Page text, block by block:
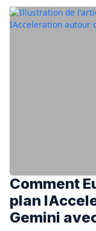
Comment
plan
Gemini